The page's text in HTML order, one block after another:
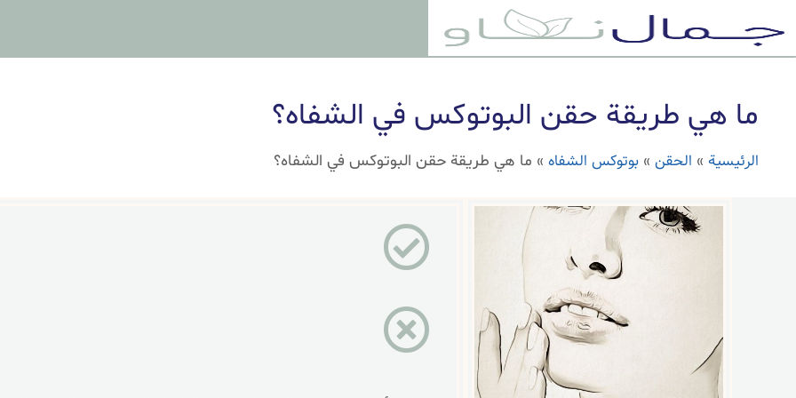
ما هي طريقة حقن البوتوكس في الشفاه؟
الرئيسية » الحقن » بوتوكس الشفاه » ما هي طريقة حقن البوتوكس في الشفاه؟